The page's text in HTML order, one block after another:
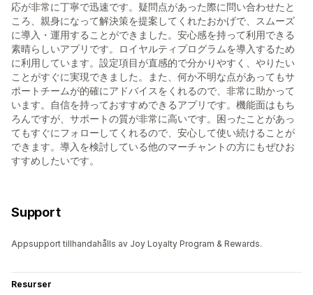
応が非常に丁寧で迅速です。疑問点があった際に問い合わせたと
ころ、親身になって解決策を提案してくれたおかげで、スムーズ
に導入・運用することができました。安心感を持って利用できる
素晴らしいアプリです。ロイヤルティプログラムを導入するため
に利用しています。設定項目が直感的で分かりやすく、やりたい
ことがすぐに実現できました。また、何か不明な点があってもサ
ポートチームが的確にアドバイスをくれるので、非常に助かって
います。自信を持っておすすめできるアプリです。機能面はもち
ろんですが、サポートの質が非常に高いです。困ったことがあっ
てもすぐにフォローしてくれるので、安心して使い続けることが
できます。導入を検討している他のマーチャントの方にもぜひお
すすめしたいです。
Support
Appsupport tillhandahålls av Joy Loyalty Program & Rewards.
Resurser